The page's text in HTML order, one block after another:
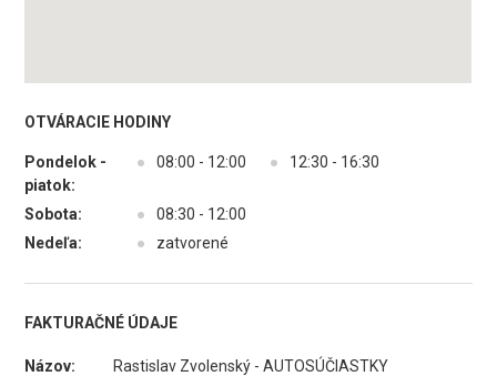
OTVÁRACIE HODINY
Pondelok -
piatok:
● 08:00 - 12:00 ● 12:30 - 16:30
Sobota: ●
08:30 - 12:00
Nedeľa:
● zatvorené
FAKTURAČNÉ ÚDAJE
Názov:
Rastislav Zvolenský - AUTOSÚČIASTKY